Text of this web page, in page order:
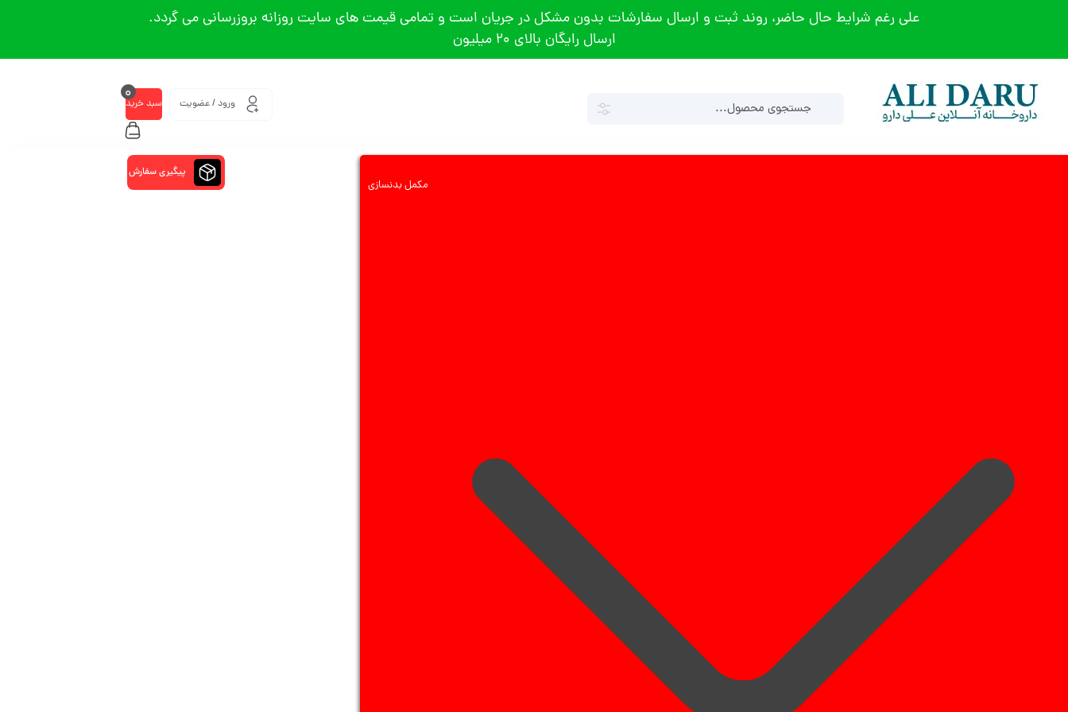
علی رغم شرایط حال حاضر، روند ثبت و ارسال سفارشات بدون مشکل در جریان است و تمامی قیمت های سایت روزانه بروزرسانی می گردد.
ارسال رایگان بالای 20 میلیون
ورود / عضویت سبد خرید
0
مکمل بدنسازی
پیگیری سفارش